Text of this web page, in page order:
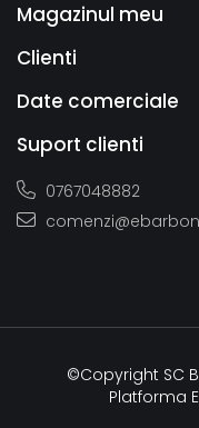
Magazinul meu
Clienti
Date comerciale
Suport clienti
0767048882
©Copyright SC
Platforma